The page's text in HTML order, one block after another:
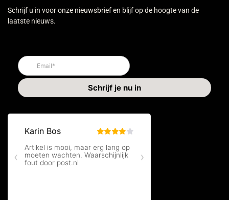
Schrijf u in voor onze nieuwsbrief en blijf op de hoogte van de
laatste nieuws.